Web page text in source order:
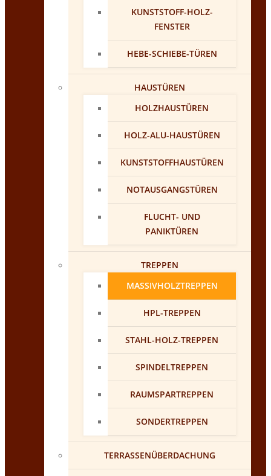
KUNSTSTOFF-HOLZ-
FENSTER
HEBE-SCHIEBE-TÜREN
HAUSTÜREN
HOLZHAUSTÜREN
HOLZ-ALU-HAUSTÜREN
KUNSTSTOFFHAUSTÜREN
NOTAUSGANGSTÜREN
FLUCHT- UND
PANIKTÜREN
TREPPEN
MASSIVHOLZTREPPEN
HPL-TREPPEN
STAHL-HOLZ-TREPPEN
SPINDELTREPPEN
RAUMSPARTREPPEN
SONDERTREPPEN
TERRASSENÜBERDACHUNG